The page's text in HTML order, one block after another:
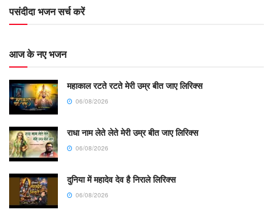
पसंदीदा भजन सर्च करें
आज के नए भजन
महाकाल रटते रटते मेरी उम्र बीत जाए लिरिक्स
06/08/2026
राधा नाम लेते लेते मेरी उम्र बीत जाए लिरिक्स
06/08/2026
दुनिया में महादेव देव है निराले लिरिक्स
06/08/2026